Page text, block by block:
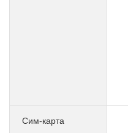
Сим-карта